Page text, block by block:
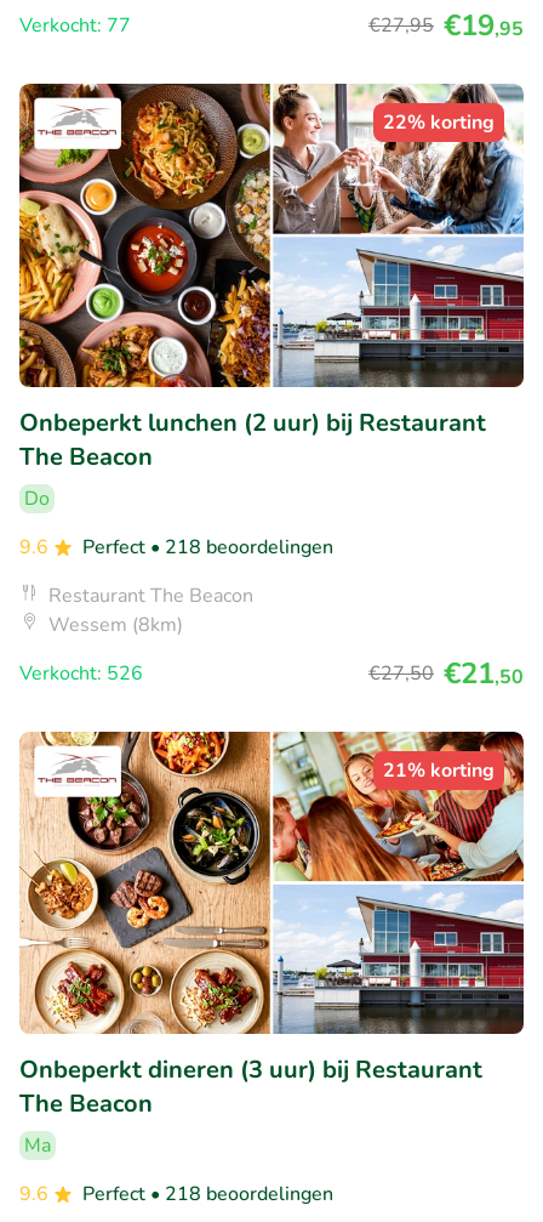
Verkocht: 77
€27,95 €19,95
22% korting
Onbeperkt lunchen (2 uur) bij Restaurant
The Beacon
Do
9.6
Perfect • 218 beoordelingen
Restaurant The Beacon
Wessem (8km)
Verkocht: 526
€27,50 €21,50
21% korting
Onbeperkt dineren (3 uur) bij Restaurant
The Beacon
Ma
9.6
Perfect • 218 beoordelingen